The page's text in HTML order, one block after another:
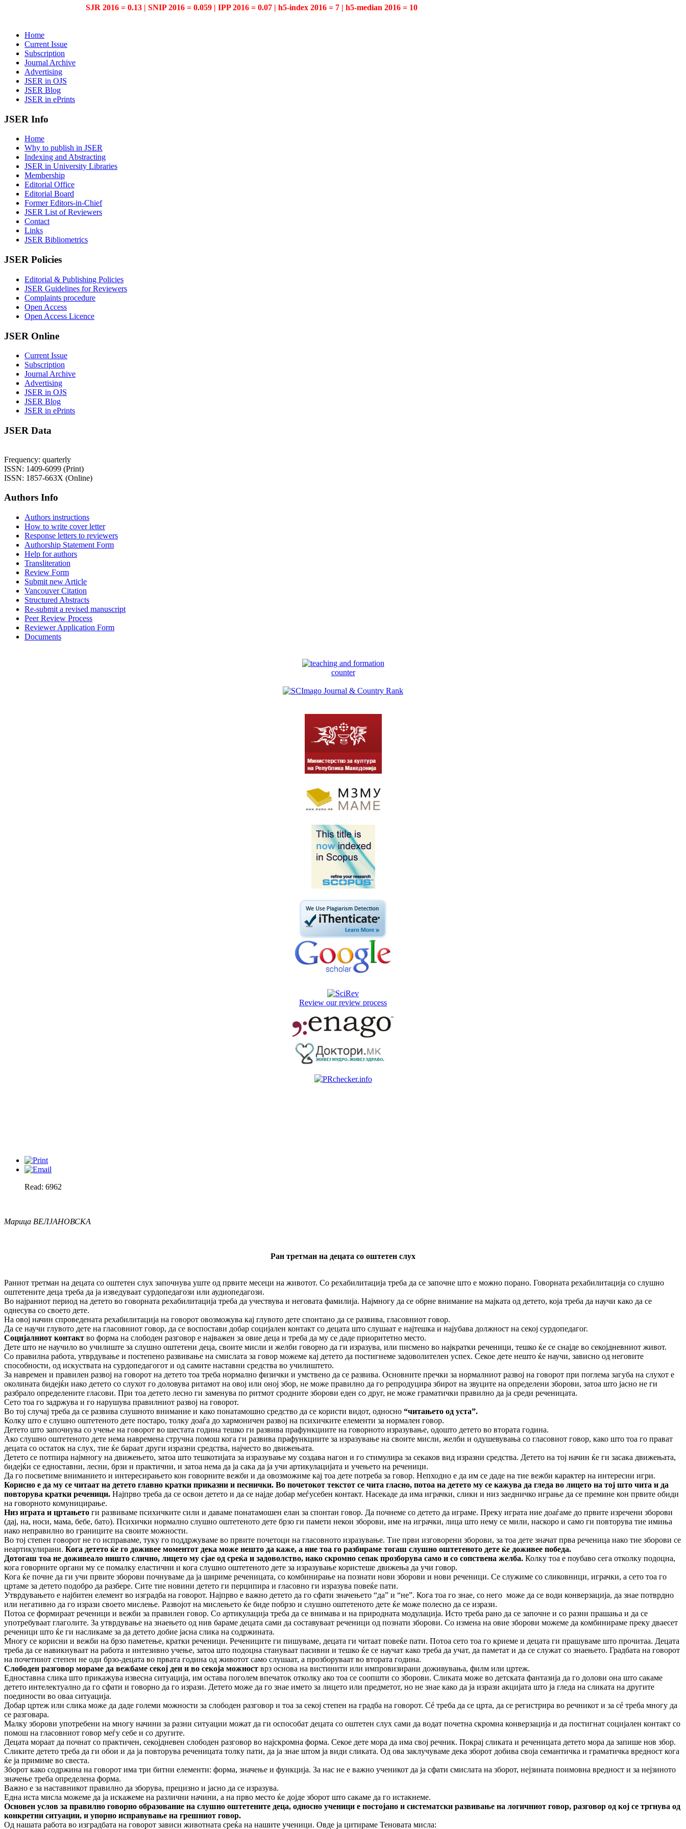
SJR 2016 = 0.13 | SNIP 2016 = 0.059 | IPP 2016 = 0.07 | h5-index 2016 = 7 | h5-median 2016 = 10
Home
Current Issue
Subscription
Journal Archive
Advertising
JSER in OJS
JSER Blog
JSER in ePrints
JSER Info
Home
Why to publish in JSER
Indexing and Abstracting
JSER in University Libraries
Membership
Editorial Office
Editorial Board
Former Editors-in-Chief
JSER List of Reviewers
Contact
Links
JSER Bibliometrics
JSER Policies
Editorial & Publishing Policies
JSER Guidelines for Reviewers
Complaints procedure
Open Access
Open Access Licence
JSER Online
Current Issue
Subscription
Journal Archive
Advertising
JSER in OJS
JSER Blog
JSER in ePrints
JSER Data
Frequency: quarterly
ISSN: 1409-6099 (Print)
ISSN: 1857-663X (Online)
Authors Info
Authors instructions
How to write cover letter
Response letters to reviewers
Authorship Statement Form
Help for authors
Transliteration
Review Form
Submit new Article
Vancouver Citation
Structured Abstracts
Re-submit a revised manuscript
Peer Review Process
Reviewer Application Form
Documents
counter
Review our review process
Read: 6962
Марица ВЕЛЈАНОВСКА
Ран третман на децата со оштетен слух
Раниот третман на децата со оштетен слух започнува уште од првите месеци на животот. Со рехабилитација треба да се започне што е можно порано. Говорната рехабилитација со слушно
оштетените деца треба да ја изведуваат сурдопедагози или аудиопедагози.
Во најраниот период на детето во говорната рехабилитација треба да учествува и неговата фамилија. Најмногу да се обрне внимание на мајката од детето, која треба да научи како да се
однесува со своето дете.
На овој начин спроведената рехабилитација на говорот овозможува кај глувото дете спонтано да се развива, гласовниот говор.
Да се научи глувото дете на гласовниот говор, да се воспостави добар социјален контакт со децата што слушаат е најтешка и најубава должност на секој сурдопедагог.
Социјалниот контакт во форма на слободен разговор е најважен за овие деца и треба да му се даде приоритетно место.
Дете што не научило во училиште за слушно оштетени деца, своите мисли и желби говорно да ги изразува, или писмено во најкратки реченици, тешко ќе се снајде во секојдневниот живот.
Со правилна работа, утврдување и постепено развивање на смислата за говор можеме кај детето да постигнеме задоволителен успех. Секое дете нешто ќе научи, зависно од неговите
способности, од искуствата на сурдопедагогот и од самите наставни средства во училиштето.
За навремен и правилен развој на говорот на детето тоа треба нормално физички и умствено да се развива. Основните пречки за нормалниот развој на говорот при поглема загуба на слухот е
околината бидејќи иако детето со слухот го доловува ритамот на овој или оној збор, не може правилно да го репродуцира збирот на звуците на определени зборови, затоа што јасно не ги
разбрало определените гласови. При тоа детето лесно ги заменува по ритмот сродните зборови еден со друг, не може граматички правилно да ја среди реченицата.
Сето тоа го задржува и го нарушува правилниот развој на говорот.
Во тој случај треба да се развива слушното внимание и како понатамошно средство да се користи видот, односно “читањето од уста”.
Колку што е слушно оштетеното дете постаро, толку доаѓа до хармоничен развој на психичките елементи за нормален говор.
Детето што започнува со учење на говорот во шестата година тешко ги развива прафункциите на говорното изразување, одошто детето во втората година.
Ако слушно оштетеното дете нема навремена стручна помош кога ги развива прафункциите за изразување на своите мисли, желби и одушевувања со гласовиот говор, како што тоа го прават
децата со остаток на слух, тие ќе бараат други изразни средства, најчесто во движењата.
Детето се потпира најмногу на движењето, затоа што тешкотијата за изразување му создава нагон и го стимулира за секаков вид изразни средства. Детето на тој начин ќе ги засака движењата,
бидејќи се едноставни, лесни, брзи и практични, и затоа нема да ја сака да ја учи артикулацијата и учењето на реченици.
Да го посветиме вниманието и интересирањето кон говорните вежби и да овозможиме кај тоа дете потреба за говор. Непходно е да им се даде на тие вежби карактер на интересни игри.
Корисно е да му се читаат на детето главно кратки приказни и песнички. Во почетокот текстот се чита гласно, потоа на детето му се кажува да гледа во лицето на тој што чита и да
повторува кратки реченици. Најпрво треба да се освои детето и да се најде добар меѓусебен контакт. Насекаде да има играчки, слики и низ заедничко играње да се премине кон првите обиди
на говорното комуницирање.
Низ играта и цртањето ги развиваме психичките сили и даваме понатамошен елан за спонтан говор. Да почнеме со детето да играме. Преку играта ние доаѓаме до првите изречени зборови
(дај, на, носи, мама, бебе, бато). Психички нормално слушно оштетеното дете брзо ги памети некои зборови, име на играчки, лица што нему се мили, наскоро и само ги повторува тие имиња
иако неправилно во границите на своите можности.
Во тој степен говорот не го исправаме, туку го поддржуваме во првите почетоци на гласовното изразување. Тие први изговорени зборови, за тоа дете значат прва реченица иако тие зборови се
неартикулирани. Кога детето ќе го доживее моментот дека може нешто да каже, а ние тоа го разбираме тогаш слушно оштетеното дете ќе доживее победа.
Дотогаш тоа не доживеало ништо слично, лицето му сјае од среќа и задоволство, иако скромно сепак прозборува само и со сопствена желба. Колку тоа е поубаво сега отколку подоцна,
кога говорните органи му се помалку еластични и кога слушно оштетеното дете за изразување користеше движења да учи говор.
Кога ќе почне да ги учи првите зборови почнуваме да ја шириме реченицата, со комбинирање на познати нови зборови и нови реченици. Се служиме со сликовници, играчки, а сето тоа го
цртаме за детето подобро да разбере. Сите тие новини детето ги перципира и гласовно ги изразува повеќе пати.
Утврдувањето е најбитен елемент во изградба на говорот. Најпрво е важно детето да го сфати значењето “да” и “не”. Кога тоа го знае, со него може да се води конверзација, да знае потврдно
или негативно да го изрази своето мислење. Развојот на мислењето ќе биде побрзо и слушно оштетеното дете ќе може полесно да се изрази.
Потоа се формираат реченици и вежби за правилен говор. Со артикулација треба да се внимава и на природната модулација. Исто треба рано да се започне и со разни прашања и да се
употребуваат глаголите. За утврдување на знаењето од нив бараме децата сами да составуваат реченици од познати зборови. Со измена на овие зборови можеме да комбинираме преку дваесет
реченици што ќе ги насликаме за да детето добие јасна слика на содржината.
Многу се корисни и вежби на брзо паметење, кратки реченици. Речениците ги пишуваме, децата ги читаат повеќе пати. Потоа сето тоа го криеме и децата ги прашуваме што прочитаа. Децата
треба да се навикнуваат на работа и интезивно учење, затоа што подоцна стануваат пасивни и тешко ќе се научат како треба да учат, да паметат и да се служат со знаењето. Градбата на говорот
на почетниот степен не оди брзо-децата во првата година од животот само слушаат, а прозборуваат во втората година.
Слободен разговор мораме да вежбаме секој ден и во секоја можност врз основа на вистинити или импровизирани доживувања, филм или цртеж.
Едноставна слика што прикажува извесна ситуација, им остава поголем впечаток отколку ако тоа се соопшти со зборови. Сликата може во детската фантазија да го долови она што сакаме
детето интелектуално да го сфати и говорно да го изрази. Детето може да го знае името за лицето или предметот, но не знае како да ја изрази акцијата што ја гледа на сликата на другите
поединости во оваа ситуација.
Добар цртеж или слика може да даде големи можности за слободен разговор и тоа за секој степен на градба на говорот. Сé треба да се црта, да се регистрира во речникот и за сé треба многу да
се разговара.
Малку зборови употребени на многу начини за разни ситуации можат да ги оспособат децата со оштетен слух сами да водат почетна скромна конверзација и да постигнат социјален контакт со
помош на гласовниот говор меѓу себе и со другите.
Децата мораат да почнат со практичен, секојдневен слободен разговор во најскромна форма. Секое дете мора да има свој речник. Покрај сликата и реченицата детето мора да запише нов збор.
Сликите детето треба да ги обои и да ја повторува реченицата толку пати, да ја знае штом ја види сликата. Од ова заклучуваме дека зборот добива своја семантичка и граматичка вредност кога
ќе ја примиме во свеста.
Зборот како содржина на говорот има три битни елементи: форма, значење и функција. За нас не е важно ученикот да ја сфати смислата на зборот, нејзината поимовна вредност и за нејзиното
значење треба определена форма.
Важно е за наставникот правилно да зборува, прецизно и јасно да се изразува.
Една иста мисла можеме да ја искажеме на различни начини, а на прво место ќе дојде зборот што сакаме да го истакнеме.
Основен услов за правилно говорно образование на слушно оштетените деца, односно ученици е постојано и систематски развивање на логичниот говор, разговор од кој се тргнува од
конкретни ситуации, и упорно исправување на грешниот говор.
Од нашата работа во изградбата на говорот зависи животната среќа на нашите ученици. Овде ја цитираме Теновата мисла: